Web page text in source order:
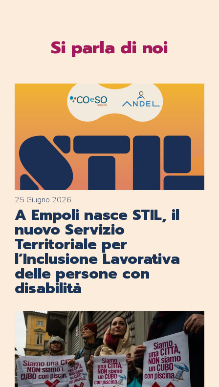
Si parla di noi
25 Giugno 2026
A Empoli nasce STIL, il
nuovo Servizio
Territoriale per
l’Inclusione Lavorativa
delle persone con
disabilità